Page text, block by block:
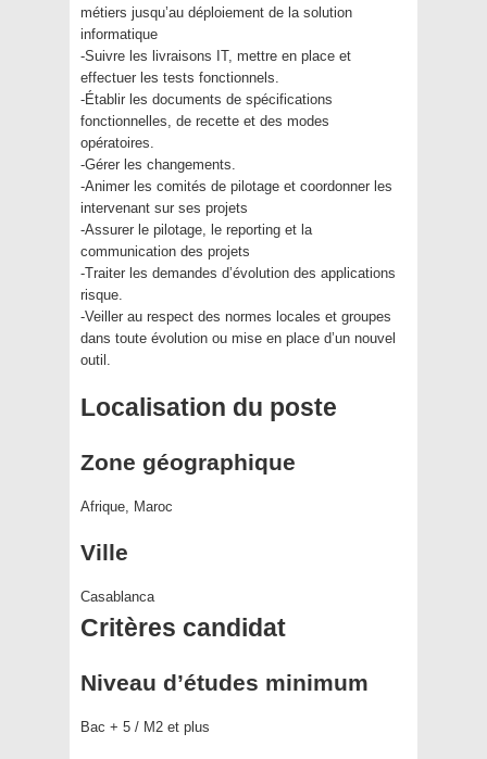
métiers jusqu’au déploiement de la solution
informatique
-Suivre les livraisons IT, mettre en place et
effectuer les tests fonctionnels.
-Établir les documents de spécifications
fonctionnelles, de recette et des modes
opératoires.
-Gérer les changements.
-Animer les comités de pilotage et coordonner les
intervenant sur ses projets
-Assurer le pilotage, le reporting et la
communication des projets
-Traiter les demandes d’évolution des applications
risque.
-Veiller au respect des normes locales et groupes
dans toute évolution ou mise en place d’un nouvel
outil.
Localisation du poste
Zone géographique
Afrique, Maroc
Ville
Casablanca
Critères candidat
Niveau d’études minimum
Bac + 5 / M2 et plus